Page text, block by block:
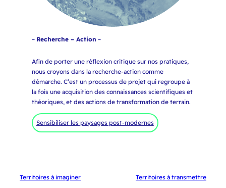
– Recherche – Action –
Afin de porter une réflexion critique sur nos pratiques,
nous croyons dans la recherche-action comme
démarche. C’est un processus de projet qui regroupe à
la fois une acquisition des connaissances scientifiques et
théoriques, et des actions de transformation de terrain.
Sensibiliser les paysages post-modernes
Territoires à imaginer Territoires à transmettre